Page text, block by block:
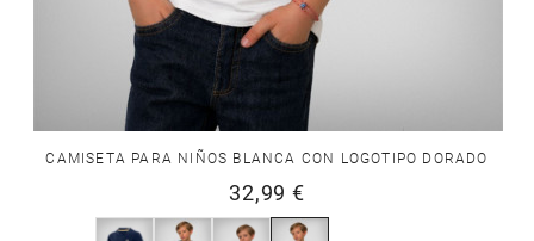
CAMISETA PARA NIÑOS BLANCA CON LOGOTIPO DORADO
32,99 €